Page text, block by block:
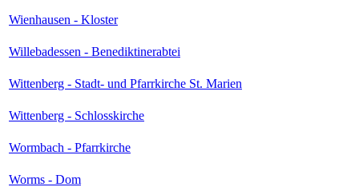
Wienhausen - Kloster
Willebadessen - Benediktinerabtei
Wittenberg - Stadt- und Pfarrkirche St. Marien
Wittenberg - Schlosskirche
Wormbach - Pfarrkirche
Worms - Dom